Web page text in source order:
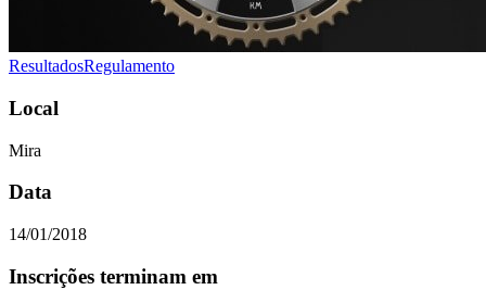
ResultadosRegulamento
Local
Mira
Data
14/01/2018
Inscrições terminam em